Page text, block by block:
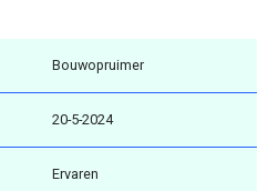
Bouwopruimer
20-5-2024
Ervaren